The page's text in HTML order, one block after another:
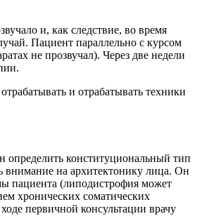
и, как следствие, во время
Пациент параллельно с курсом
не прозвучал). Через две недели
и отрабатывать техники
определить конституциональный тип
внимание на архитектонику лица. Он
пациента (липодистрофия может
хронических соматических
первичной консультации врачу